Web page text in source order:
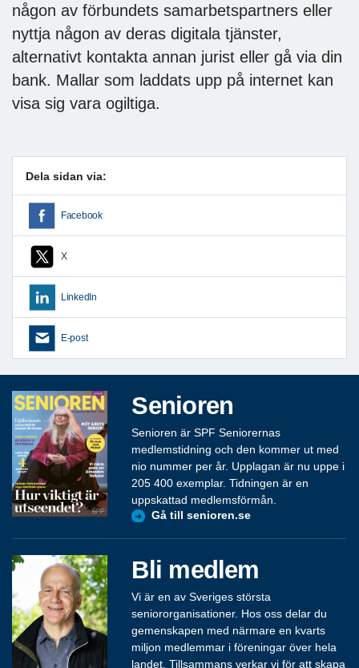
någon av förbundets samarbetspartners eller
nyttja någon av deras digitala tjänster,
alternativt kontakta annan jurist eller gå via din
bank. Mallar som laddats upp på internet kan
visa sig vara ogiltiga.
Dela sidan via:
Facebook
X
LinkedIn
E-post
Senioren
Senioren är SPF Seniorernas
medlemstidning och den kommer ut med
nio nummer per år. Upplagan är nu uppe i
205 400 exemplar. Tidningen är en
uppskattad medlemsförmån.
Gå till senioren.se
Bli medlem
Vi är en av Sveriges största
seniororganisationer. Hos oss delar du
gemenskapen med närmare en kvarts
miljon medlemmar i föreningar över hela
landet. Tillsammans verkar vi för att skapa